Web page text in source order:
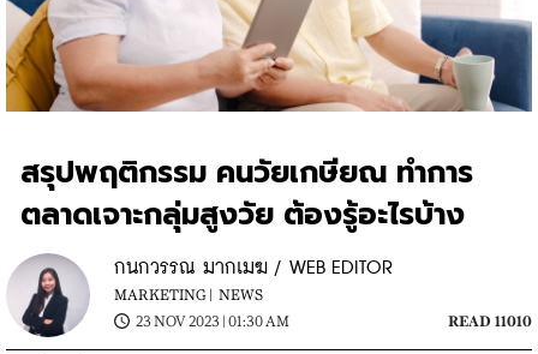
สรุปพฤติกรรม คนวัยเกษียณ ทำการ
ตลาดเจาะกลุ่มสูงวัย ต้องรู้อะไรบ้าง
กนกวรรณ มากเมฆ / WEB EDITOR
MARKETING | NEWS
23 NOV 2023 | 01:30 AM
READ 11010